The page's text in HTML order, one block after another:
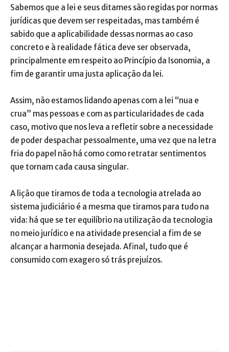
Sabemos que a lei e seus ditames são regidas por normas
jurídicas que devem ser respeitadas, mas também é
sabido que a aplicabilidade dessas normas ao caso
concreto e à realidade fática deve ser observada,
principalmente em respeito ao Princípio da Isonomia, a
fim de garantir uma justa aplicação da lei.
Assim, não estamos lidando apenas com a lei “nua e
crua” mas pessoas e com as particularidades de cada
caso, motivo que nos leva a refletir sobre a necessidade
de poder despachar pessoalmente, uma vez que na letra
fria do papel não há como como retratar sentimentos
que tornam cada causa singular.
A lição que tiramos de toda a tecnologia atrelada ao
sistema judiciário é a mesma que tiramos para tudo na
vida: há que se ter equilíbrio na utilização da tecnologia
no meio jurídico e na atividade presencial a fim de se
alcançar a harmonia desejada. Afinal, tudo que é
consumido com exagero só trás prejuízos.